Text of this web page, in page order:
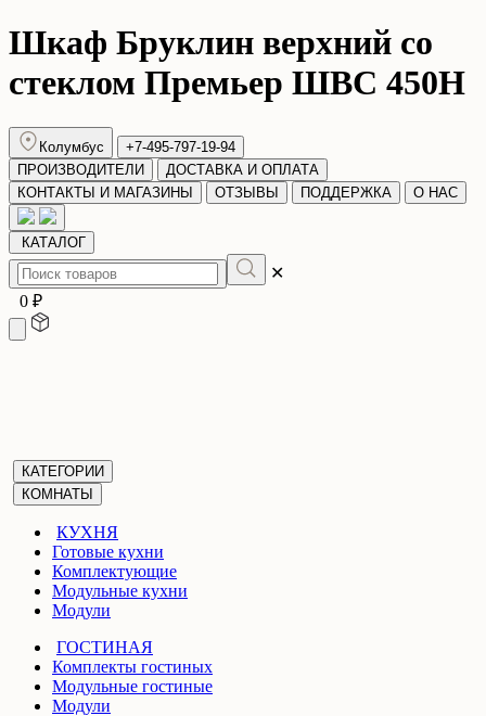
Шкаф Бруклин верхний со
стеклом Премьер ШВС 450Н
Колумбус
+7-495-797-19-94
ПРОИЗВОДИТЕЛИ
ДОСТАВКА И ОПЛАТА
КОНТАКТЫ И МАГАЗИНЫ
ОТЗЫВЫ ПОДДЕРЖКА О НАС
КАТАЛОГ
✕
0 ₽
КАТЕГОРИИ
КОМНАТЫ
КУХНЯ
Готовые кухни
Комплектующие
Модульные кухни
Модули
ГОСТИНАЯ
Комплекты гостиных
Модульные гостиные
Модули